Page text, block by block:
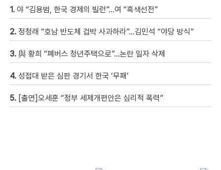
1. 야 “김용범, 한국 경제의 빌런”…여 “흑색선전”
2. 정청래 “호남 반도체 겁박 사과하라”…김민석 “야당 방식”
3. 與 황희 “폐버스 청년주택으로”…논란 일자 삭제
4. 성접대 받은 심판 경기서 한국 ‘무패’
5. [출연]오세훈 “정부 세제개편안은 심리적 폭력”